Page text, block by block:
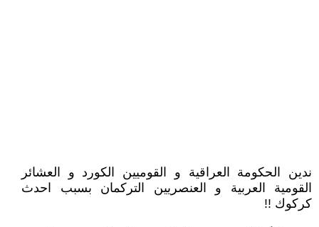
ندين الحكومة العراقية و القوميين الكورد و العشائر
القومية العربية و العنصريين التركمان بسبب احدث
كركوك !!